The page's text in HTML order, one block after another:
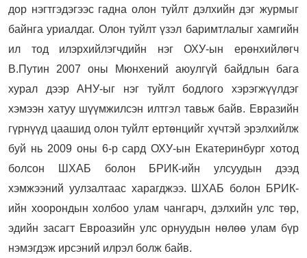
дор нэгтгэдэгээс гадна олон туйлт дэлхийн дэг журмыг
байнга уриалдаг. Олон туйлт үзэл баримтлалыг хамгийн
ил тод илэрхийлэгчдийн нэг ОХУ-ын ерөнхийлөгч
В.Путин 2007 оны Мюнхений аюулгүй байдлын бага
хурал дээр АНУ-ыг нэг туйлт бодлого хэрэгжүүлдэг
хэмээн хатуу шүүмжилсэн илтгэл тавьж байв. Евразийн
гүрнүүд цаашид олон туйлт ертөнцийг хүчтэй эрэлхийлж
буй нь 2009 оны 6-р сард ОХУ-ын Екатеринбург хотод
болсон ШХАБ болон БРИК-ийн улсуудын дээд
хэмжээний уулзалтаас харагджээ. ШХАБ болон БРИК-
ийн хоорондын холбоо улам чангарч, дэлхийн улс төр,
эдийн засагт Евроазийн улс орнуудын нөлөө улам бүр
нэмэгдэж ирсэний илрэл болж байв.